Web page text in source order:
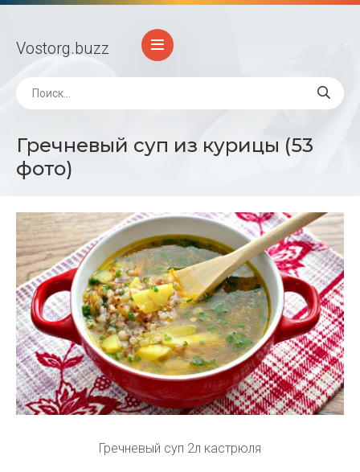
Vostorg.buzz
Гречневый суп из курицы (53
фото)
Гречневый суп 2л кастрюля